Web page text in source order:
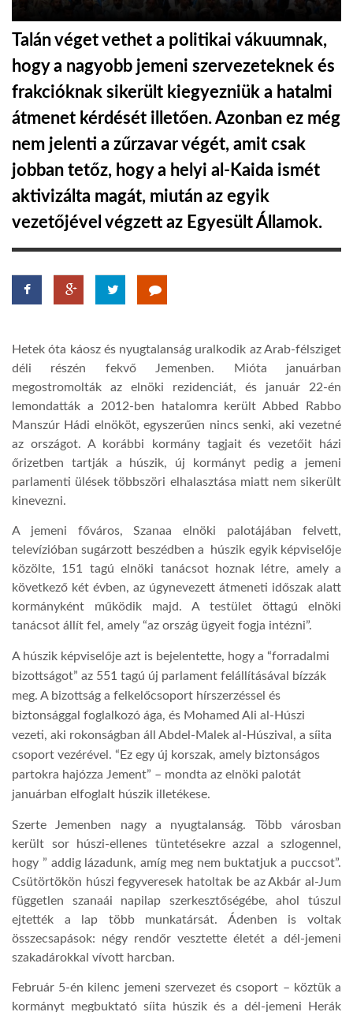
LINKTR.EE
GLOBOZSARU
DOBRAVERO.HU
LATIMO.HU
GLOBOBOOK
Talán véget vethet a politikai vákuumnak,
hogy a nagyobb jemeni szervezeteknek és
frakcióknak sikerült kiegyezniük a hatalmi
átmenet kérdését illetően. Azonban ez még
nem jelenti a zűrzavar végét, amit csak
jobban tetőz, hogy a helyi al-Kaida ismét
aktivizálta magát, miután az egyik
vezetőjével végzett az Egyesült Államok.
Hetek óta káosz és nyugtalanság uralkodik az Arab-félsziget
déli részén fekvő Jemenben. Mióta januárban
megostromolták az elnöki rezidenciát, és január 22-én
lemondatták a 2012-ben hatalomra került Abbed Rabbo
Manszúr Hádi elnököt, egyszerűen nincs senki, aki vezetné
az országot. A korábbi kormány tagjait és vezetőit házi
őrizetben tartják a húszik, új kormányt pedig a jemeni
parlamenti ülések többszöri elhalasztása miatt nem sikerült
kinevezni.
A jemeni főváros, Szanaa elnöki palotájában felvett,
televízióban sugárzott beszédben a húszik egyik képviselője
közölte, 151 tagú elnöki tanácsot hoznak létre, amely a
következő két évben, az úgynevezett átmeneti időszak alatt
kormányként működik majd. A testület öttagú elnöki
tanácsot állít fel, amely “az ország ügyeit fogja intézni”.
A húszik képviselője azt is bejelentette, hogy a “forradalmi
bizottságot” az 551 tagú új parlament felállításával bízzák
meg. A bizottság a felkelőcsoport hírszerzéssel és
biztonsággal foglalkozó ága, és Mohamed Ali al-Húszi
vezeti, aki rokonságban áll Abdel-Malek al-Húszival, a síita
csoport vezérével. “Ez egy új korszak, amely biztonságos
partokra hajózza Jement” – mondta az elnöki palotát
januárban elfoglalt húszik illetékese.
Szerte Jemenben nagy a nyugtalanság. Több városban
került sor húszi-ellenes tüntetésekre azzal a szlogennel,
hogy ” addig lázadunk, amíg meg nem buktatjuk a puccsot”.
Csütörtökön húszi fegyveresek hatoltak be az Akbár al-Jum
független szanaái napilap szerkesztőségébe, ahol túszul
ejtették a lap több munkatársát. Ádenben is voltak
összecsapások: négy rendőr vesztette életét a dél-jemeni
szakadárokkal vívott harcban.
Február 5-én kilenc jemeni szervezet és csoport – köztük a
kormányt megbuktató síita húszik és a dél-jemeni Herák